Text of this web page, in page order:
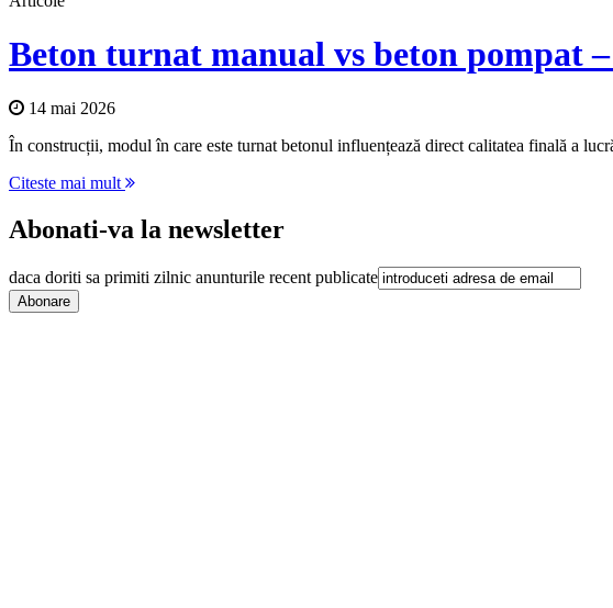
Beton turnat manual vs beton pompat
14 mai 2026
În construcții, modul în care este turnat betonul influențează direct calitatea finală a
Citeste mai mult
Abonati-va la newsletter
daca doriti sa primiti zilnic anunturile recent publicate